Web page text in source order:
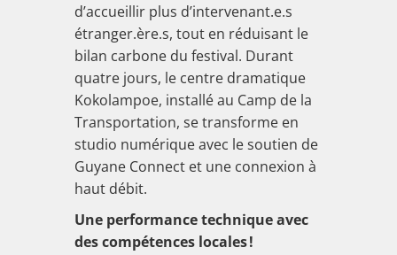
d’accueillir plus d’intervenant.e.s
étranger.ère.s, tout en réduisant le
bilan carbone du festival. Durant
quatre jours, le centre dramatique
Kokolampoe, installé au Camp de la
Transportation, se transforme en
studio numérique avec le soutien de
Guyane Connect et une connexion à
haut débit.
Une performance technique avec
des compétences locales !